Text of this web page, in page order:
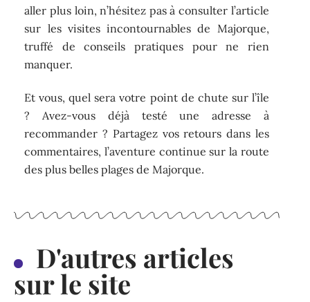
aller plus loin, n’hésitez pas à consulter l’article
sur les visites incontournables de Majorque,
truffé de conseils pratiques pour ne rien
manquer.
Et vous, quel sera votre point de chute sur l’île
? Avez-vous déjà testé une adresse à
recommander ? Partagez vos retours dans les
commentaires, l’aventure continue sur la route
des plus belles plages de Majorque.
D'autres articles
sur le site